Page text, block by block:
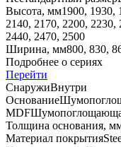
Высота, мм1900, 1930,
2140, 2170, 2200, 2230,
2440, 2470, 2500
Ширина, мм800, 830,
Подробнее о сериях
Перейти
СнаружиВнутри
Основание
MDF
Толщина основания,
Материал покрытия